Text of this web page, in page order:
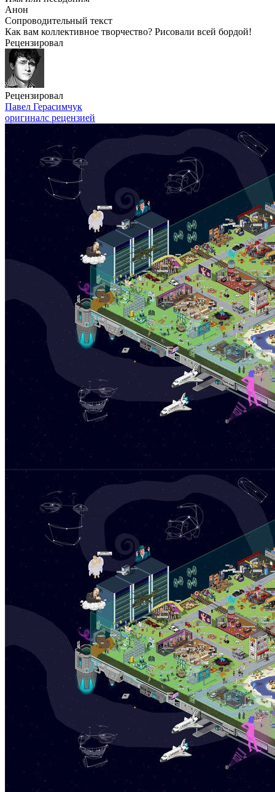
Анон
Сопроводительный текст
Как вам коллективное творчество? Рисовали всей бордой!
Рецензировал
Рецензировал
Павел Герасимчук
оригиналс рецензией